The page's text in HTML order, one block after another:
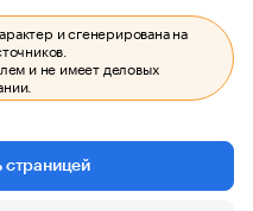
и сгенерирована на
и не имеет деловых
страницей